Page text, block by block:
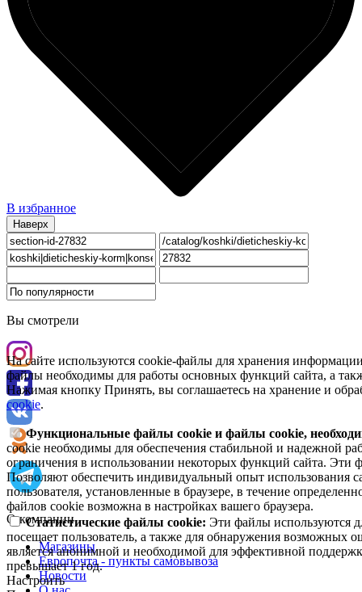
В избранное
Наверх
Вы смотрели
На сайте используются cookie-файлы для хранения
файлы необходимы для работы основных функций сайта, а
Нажимая кнопку Принять, вы соглашаетесь на хранение и
cookie.
Функциональные файлы cookie и файлы cookie,
cookie необходимы для обеспечения стабильной и надежной
ограничения в использовании некоторых функций сайта. Эти
Позволяют обеспечить индивидуальный опыт использования
пользователя, установленные в браузере, в течение
файлов cookie возможна в настройках вашего браузера.
Статистические файлы cookie: Эти файлы используются
посещает пользователь, а также для обнаружения возможных
является анонимной и необходимой для эффективной
превышает 1 год.
Настроить
О компании
Магазины
Европочта - пункты самовывоза
Новости